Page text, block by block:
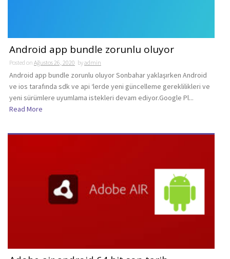
Android app bundle zorunlu oluyor
Posted on Ağustos 26, 2020 byadmin
Android app bundle zorunlu oluyor Sonbahar yaklaşırken Android
ve ios tarafında sdk ve api ‘lerde yeni güncelleme gereklilikleri ve
yeni sürümlere uyumlama istekleri devam ediyor.Google Pl...
Read More